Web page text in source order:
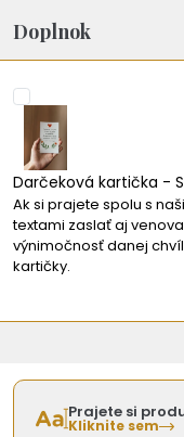
Doplnok
Darčeková kartička -
Ak si prajete spolu s
textami zaslať aj
výnimočnosť danej
kartičky.
Prajete si
Kliknite sem